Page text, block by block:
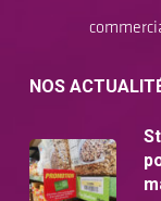
NOS